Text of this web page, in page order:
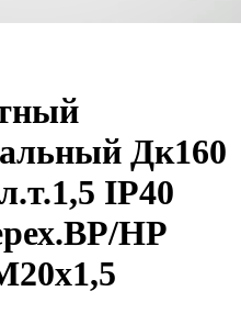
Дк160
IP40
НР